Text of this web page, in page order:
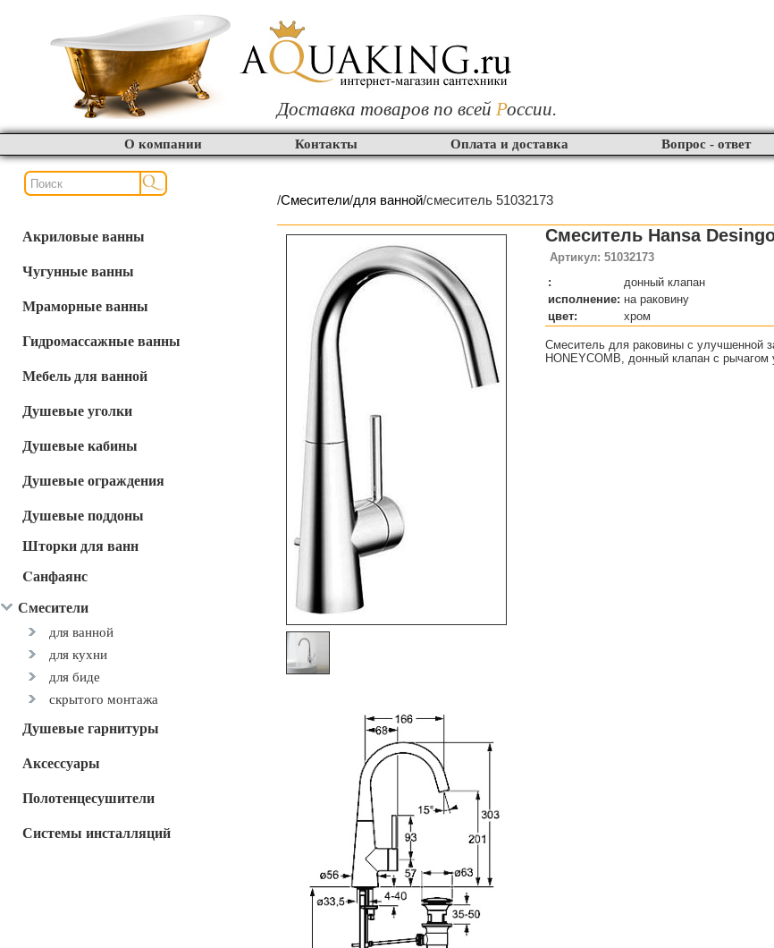
Доставка товаров по всей России.
О компании Контакты Оплата и доставка Вопрос - ответ
Акриловые ванны
Чугунные ванны
Мраморные ванны
Гидромассажные ванны
Мебель для ванной
Душевые уголки
Душевые кабины
Душевые ограждения
Душевые поддоны
Шторки для ванн
Cанфаянс
Смесители
для ванной
для кухни
для биде
скрытого монтажа
Душевые гарнитуры
Аксессуары
Полотенцесушители
Системы инсталляций
/Смесители/для ванной/смеситель 51032173
Смеситель Hansa
Артикул: 51032173
:
донный клапан
исполнение: на раковину
цвет:
хром
Смеситель для раковины с улучшенной
HONEYCOMB, донный клапан с рычагом